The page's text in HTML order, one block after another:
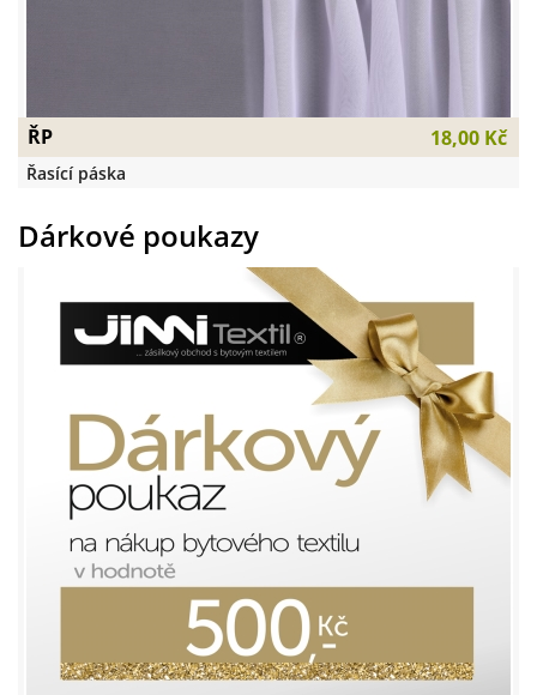
ŘP 18,00 Kč
Řasící páska
Dárkové poukazy